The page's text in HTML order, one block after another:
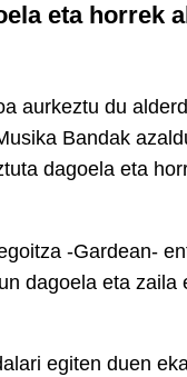
eta horrek
aurkeztu du
Bandak
dagoela eta
-Gardean-
dagoela eta zaila
egiten duen